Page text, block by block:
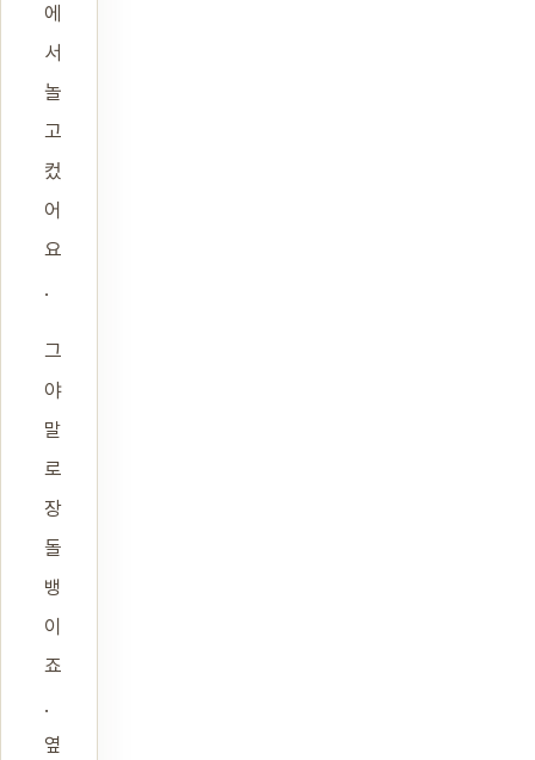
에
서
놀
고
컸
어
요
.
그
야
말
로
장
돌
뱅
이
죠
.
옆